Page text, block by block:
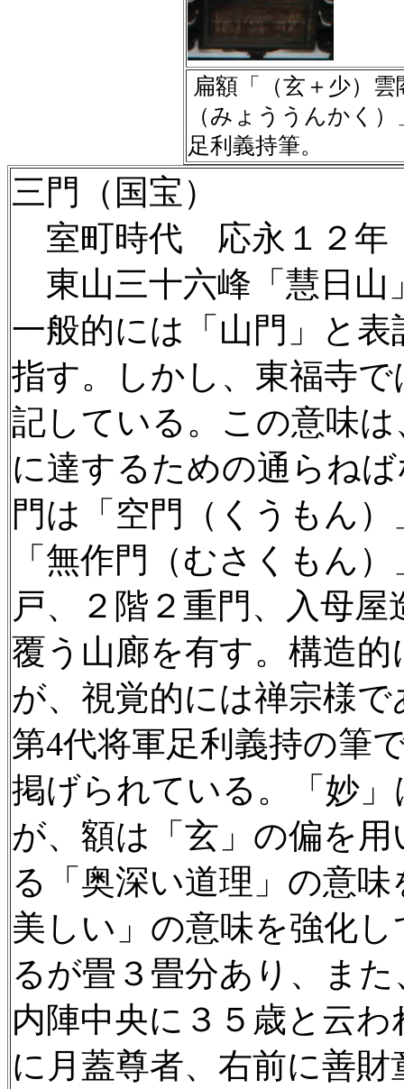
扁額「（玄＋少）雲
（みょううんかく）
足利義持筆。
三門（国宝）
室町時代 応永１２年
東山三十六峰「慧日山
一般的には「山門」と
指す。しかし、東福寺
記している。この意味
に達するための通らね
門は「空門（くうもん
「無作門（むさくもん
戸、２階２重門、入母
覆う山廊を有す。構造
が、視覚的には禅宗様
第4代将軍足利義持の筆
掲げられている。「妙
が、額は「玄」の偏を
る「奥深い道理」の意
美しい」の意味を強化
るが畳３畳分あり、ま
内陣中央に３５歳と云
に月蓋尊者、右前に善財